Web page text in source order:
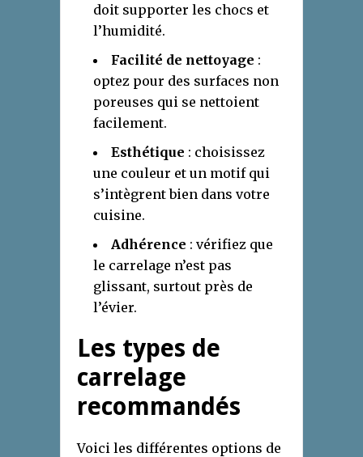
doit supporter les chocs et
l’humidité.
Facilité de nettoyage :
optez pour des surfaces non
poreuses qui se nettoient
facilement.
Esthétique : choisissez
une couleur et un motif qui
s’intègrent bien dans votre
cuisine.
Adhérence : vérifiez que
le carrelage n’est pas
glissant, surtout près de
l’évier.
Les types de
carrelage
recommandés
Voici les différentes options de